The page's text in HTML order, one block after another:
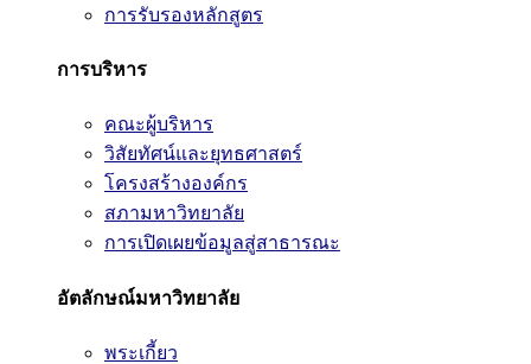
การรับรองหลักสูตร
การบริหาร
คณะผู้บริหาร
วิสัยทัศน์และยุทธศาสตร์
โครงสร้างองค์กร
สภามหาวิทยาลัย
การเปิดเผยข้อมูลสู่สาธารณะ
อัตลักษณ์มหาวิทยาลัย
พระเกี้ยว